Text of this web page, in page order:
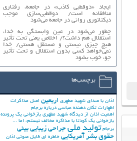
ایجاد «دوقطبی کاذب» در جامعه، رفتاری
منافقانه است/ دوقطبی‌سازی موجب
دیکتاتوری روانی در جامعه می‌شود
چطور می‌شود در عین وابستگی به خدا،
استقلال هم داشت؟/ اخلاص یعنی تحت تأثیر
هیچ چیزی نیستی و مستقل هستی/ خدا
نمی‌خواهد کسی بدون استقلال و تحت تأثیر
جوّ، خوب بشود
برچسب‌ها
اذان با صدای شهید مطهری اربعین اصل مذاکرات
اظهارات تکان دهنده عباسی درباره برجام
اهمیت اذان از دیدگاه شهید مطهری بازخوانی یک پرونده
بازخوانی یک کودتا با مذاکره مخالف نیستم، اما ...
برجام تولید ملی جراحی زیبایی بینی
حقوق بشر آمریکایی خاطره ای فایل صوتی اذان